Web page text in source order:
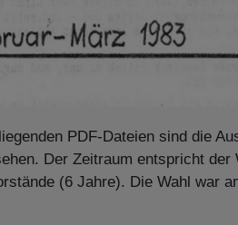
PDF-Dateien sind die
Der Zeitraum entspricht der
(6 Jahre). Die Wahl war